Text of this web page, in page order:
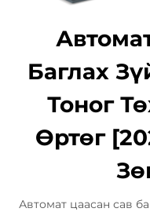
Түгээмэл асуулт
Баглах
Тоног
Өртөг
Автомат цаасан сав